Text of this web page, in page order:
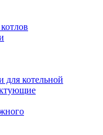
для котельной